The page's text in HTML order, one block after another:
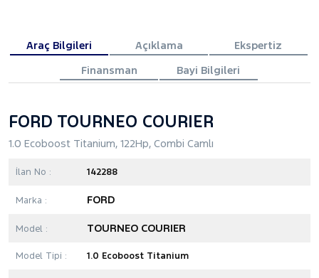
Araç Bilgileri Açıklama
Ekspertiz
Finansman
Bayi Bilgileri
FORD TOURNEO COURIER
1.0 Ecoboost Titanium, 122Hp, Combi Camlı
İlan No : 142288
Marka : FORD
Model : TOURNEO COURIER
Model Tipi : 1.0 Ecoboost Titanium